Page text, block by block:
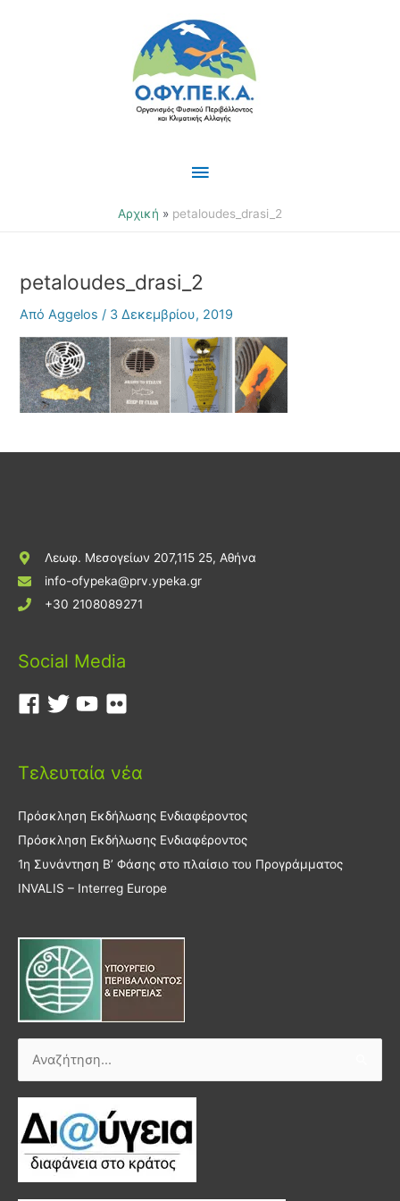
Κύριο
Μενού
Αρχική petaloudes_drasi_2
petaloudes_drasi_2
ΑπόAggelos/ 3 Δεκεμβρίου, 2019
Λεωφ. Μεσογείων 207,115 25, Αθήνα
info-ofypeka@prv.ypeka.gr
+30 2108089271
Social Media
Τελευταία νέα
Πρόσκληση Εκδήλωσης Ενδιαφέροντος
Πρόσκληση Εκδήλωσης Ενδιαφέροντος
1η Συνάντηση Β’ Φάσης στο πλαίσιο του Προγράμματος
INVALIS – Interreg Europe
Αναζήτηση